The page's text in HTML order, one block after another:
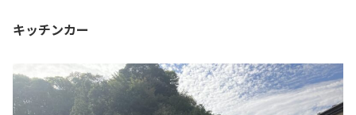
キッチンカー